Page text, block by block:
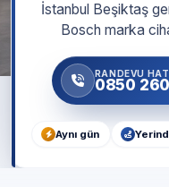
İstanbul Beşiktaş
Bosch marka
RANDEVU
0850
Aynı gün